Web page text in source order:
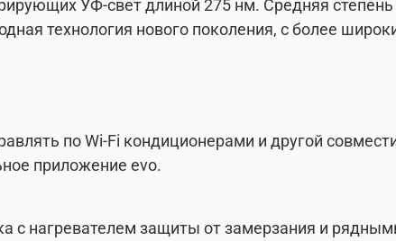
УФ-свет длиной 275 нм. Средняя
технология нового поколения, с более
по Wi-Fi кондиционерами и другой
приложение evo.
с нагревателем защиты от замерзания и